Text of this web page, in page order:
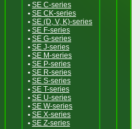
• SE C-series
• SE CK-series
• SE (D, V, K)-series
• SE F-series
• SE G-series
• SE J-series
• SE M-series
• SE P-series
• SE R-series
• SE S-series
• SE T-series
• SE U-series
• SE W-series
• SE X-series
• SE Z-series